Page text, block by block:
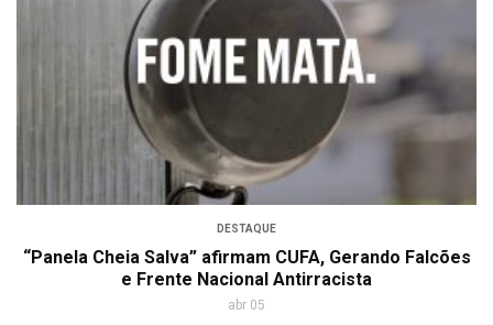
DESTAQUE
“Panela Cheia Salva” afirmam CUFA, Gerando Falcões
e Frente Nacional Antirracista
abr 05